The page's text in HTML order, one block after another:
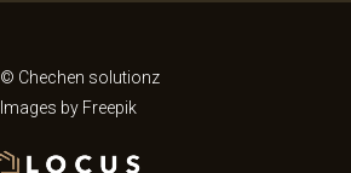
© Chechen solutionz
Images by Freepik